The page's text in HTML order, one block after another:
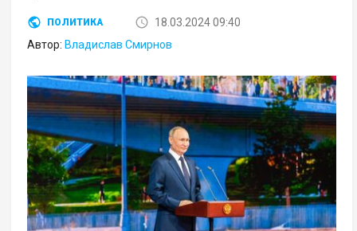
ПОЛИТИКА
18.03.2024 09:40
Автор: Владислав Смирнов